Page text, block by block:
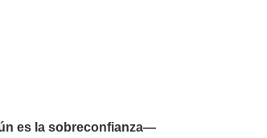
es la sobreconfianza—